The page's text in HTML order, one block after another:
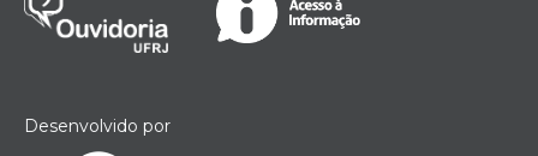
Desenvolvido por